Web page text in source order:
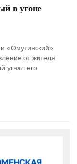
в угоне
«Омутинский»
от жителя
угнал его